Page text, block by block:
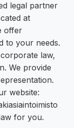
legal partner
at
offer
to your needs.
law,
We provide
website:
for you.